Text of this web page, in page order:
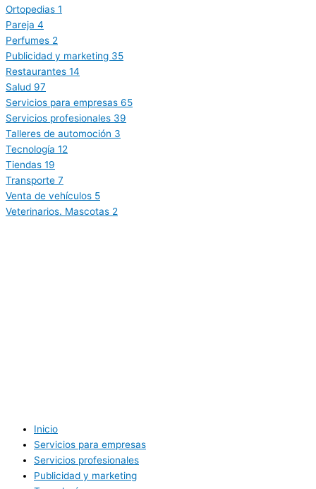
Ortopedias 1
Pareja 4
Perfumes 2
Publicidad y marketing 35
Restaurantes 14
Salud 97
Servicios para empresas 65
Servicios profesionales 39
Talleres de automoción 3
Tecnología 12
Tiendas 19
Transporte 7
Venta de vehículos 5
Veterinarios. Mascotas 2
Inicio
Servicios para empresas
Servicios profesionales
Publicidad y marketing